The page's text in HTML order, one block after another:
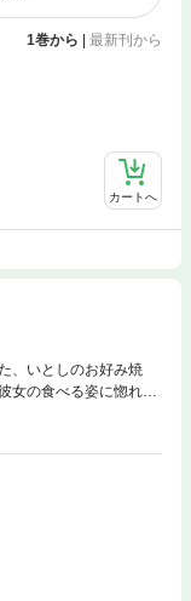
1巻から | 最新刊から
カートへ
、いとしのお好み焼
女の食べる姿に惚れた
きやき。そして離婚相
、食と恋の短編集。